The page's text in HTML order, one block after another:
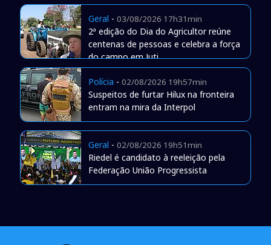
Geral - 03/08/2026 17h31min
2ª edição do Dia do Agricultor reúne
centenas de pessoas e celebra a força
do campo em Juti
Polícia - 02/08/2026 19h57min
Suspeitos de furtar Hilux na fronteira
entram na mira da Interpol
Geral - 02/08/2026 19h51min
Riedel é candidato à reeleição pela
Federação União Progressista